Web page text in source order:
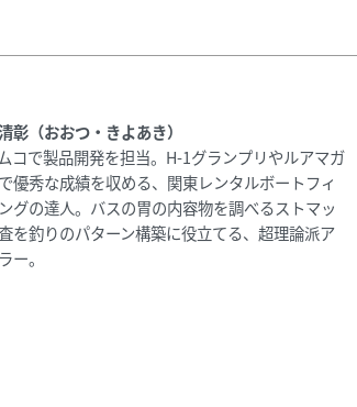
彰（おおつ・きよあき）
コで製品開発を担当。H-1グランプリやルアマガ
優秀な成績を収める、関東レンタルボートフィ
グの達人。バスの胃の内容物を調べるストマッ
を釣りのパターン構築に役立てる、超理論派ア
ー。